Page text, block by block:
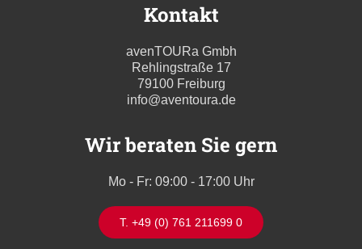
Kontakt
avenTOURa Gmbh
Rehlingstraße 17
79100 Freiburg
info@aventoura.de
Wir beraten Sie gern
Mo - Fr: 09:00 - 17:00 Uhr
T. +49 (0) 761 211699 0